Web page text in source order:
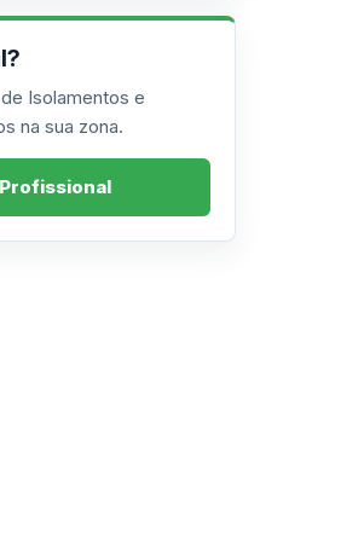
Isolamentos e
na sua zona.